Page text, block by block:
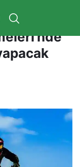
ve